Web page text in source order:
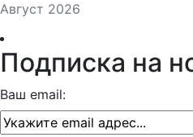
Август 2026
Подписка на
Ваш email: